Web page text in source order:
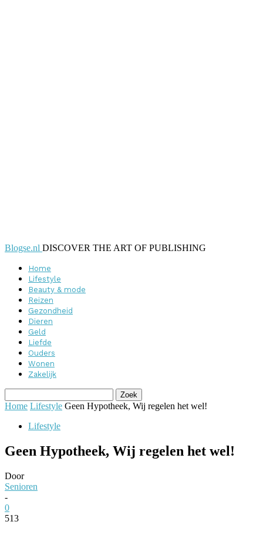
Blogse.nl DISCOVER THE ART OF PUBLISHING
Home
Lifestyle
Beauty & mode
Reizen
Gezondheid
Dieren
Geld
Liefde
Ouders
Wonen
Zakelijk
Home Lifestyle Geen Hypotheek, Wij regelen het wel!
Lifestyle
Geen Hypotheek, Wij regelen het wel!
Door
Senioren
-
0
513